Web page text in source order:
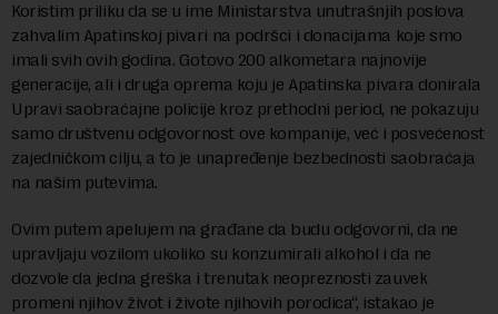
Koristim priliku da se u ime Ministarstva unutrašnjih poslova
zahvalim Apatinskoj pivari na podršci i donacijama koje smo
imali svih ovih godina. Gotovo 200 alkometara najnovije
generacije, ali i druga oprema koju je Apatinska pivara donirala
Upravi saobraćajne policije kroz prethodni period, ne pokazuju
samo društvenu odgovornost ove kompanije, već i posvećenost
zajedničkom cilju, a to je unapređenje bezbednosti saobraćaja
na našim putevima.
Ovim putem apelujem na građane da budu odgovorni, da ne
upravljaju vozilom ukoliko su konzumirali alkohol i da ne
dozvole da jedna greška i trenutak neopreznosti zauvek
promeni njihov život i živote njihovih porodica“, istakao je